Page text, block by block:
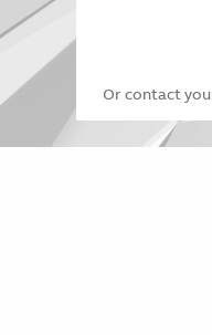
Or contact